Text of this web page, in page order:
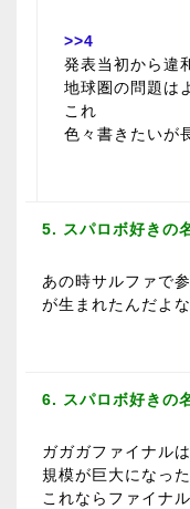
>>4
発表当初から違
地球圏の問題は
これ
色々書きたいが
5. スパロボ好きの
あの時サルファで
が生まれたんだよな
6. スパロボ好きの
ガガガファイナル
規模が巨大になっ
これならファイナ